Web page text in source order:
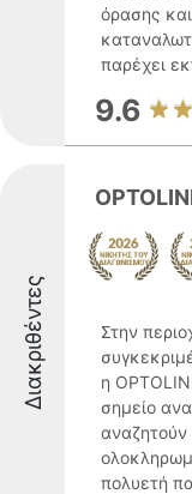
όρασης
παρέχει
9.6
Διακριθέντες
Στην
η
σημείο
αναζητούν
πολυετή